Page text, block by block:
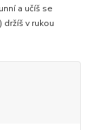
a učíš se
v rukou